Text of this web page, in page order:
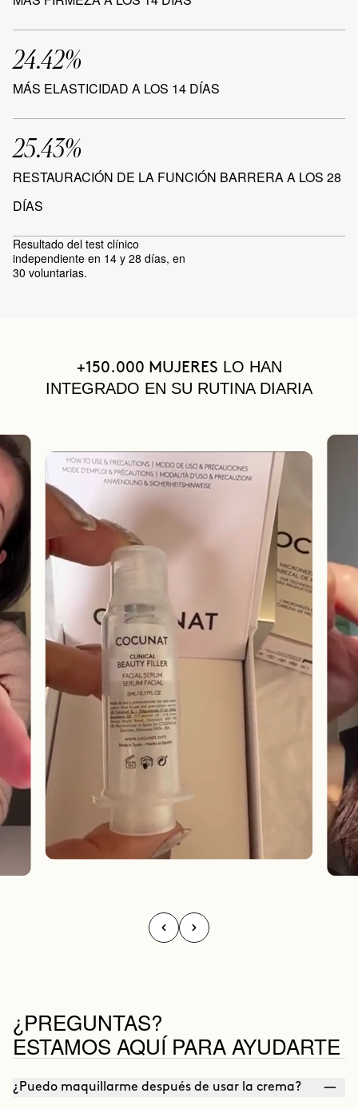
24.42%
MÁS ELASTICIDAD A LOS 14 DÍAS
25.43%
RESTAURACIÓN DE LA FUNCIÓN BARRERA A LOS 28
DÍAS
Resultado del test clínico
independiente en 14 y 28 días, en
30 voluntarias.
+150.000 MUJERES LO HAN
INTEGRADO EN SU RUTINA DIARIA
¿PREGUNTAS?
ESTAMOS AQUÍ PARA AYUDARTE
¿Puedo maquillarme después de usar la crema?